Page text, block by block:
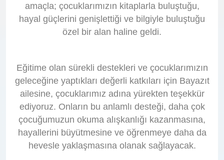
amaçla; çocuklarımızın kitaplarla buluştuğu,
hayal güçlerini genişlettiği ve bilgiyle buluştuğu
özel bir alan haline geldi.
Eğitime olan sürekli destekleri ve çocuklarımızın
geleceğine yaptıkları değerli katkıları için Bayazıt
ailesine, çocuklarımız adına yürekten teşekkür
ediyoruz. Onların bu anlamlı desteği, daha çok
çocuğumuzun okuma alışkanlığı kazanmasına,
hayallerini büyütmesine ve öğrenmeye daha da
hevesle yaklaşmasına olanak sağlayacak.